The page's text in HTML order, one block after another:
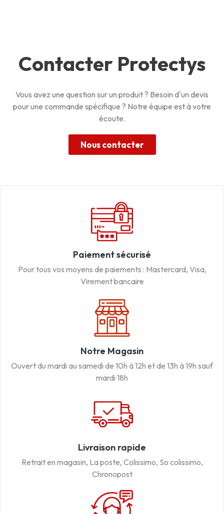
Contacter Protectys
Vous avez une question sur un produit ? Besoin d'un devis
pour une commande spécifique ? Notre équipe est à votre
écoute.
Nous contacter
Paiement sécurisé
Pour tous vos moyens de paiements : Mastercard, Visa,
Virement bancaire
Notre Magasin
Ouvert du mardi au samedi de 10h à 12h et de 13h à 19h sauf
mardi 18h
Livraison rapide
Retrait en magasin, La poste, Colissimo, So colissimo,
Chronopost